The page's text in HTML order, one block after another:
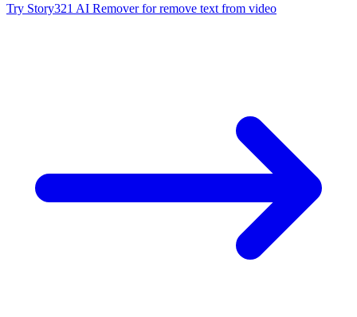
Try Story321 AI Remover for remove text from video